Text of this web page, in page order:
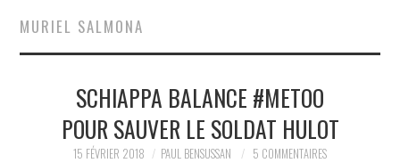
BRÈVES
JURIDIQUE
POLITIQUE
MURIEL SALMONA
SCHIAPPA BALANCE #METOO
POUR SAUVER LE SOLDAT HULOT
15 FÉVRIER 2018 PAUL BENSUSSAN 5 COMMENTAIRES